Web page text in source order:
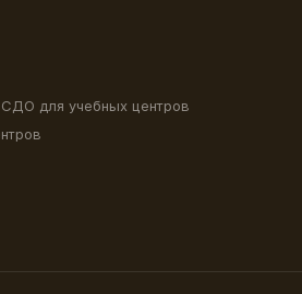
для учебных центров